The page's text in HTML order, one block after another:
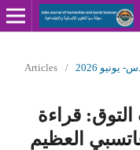
/
Articles
التوق: قراءة
العظيم